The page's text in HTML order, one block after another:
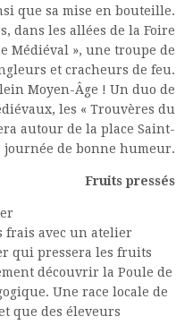
que sa mise en bouteille.
dans les allées de la Foire
Médiéval », une troupe de
et cracheurs de feu.
Moyen-Âge ! Un duo de
les « Trouvères du
autour de la place Saint-
de bonne humeur.
Fruits pressés
frais avec un atelier
qui pressera les fruits
découvrir la Poule de
Une race locale de
que des éleveurs